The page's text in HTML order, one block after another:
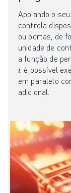
CENTRO DE
FORMAÇÃO &
FANUC ACADEMY
SOLUÇÕES PARA
SOLUÇÕES PARA
WORLDSKILLS &
EVENTOS
NOTÍCIAS
EVENTOS
EVENTOS
SOBRE A FANUC
SOBRE A FANUC
FANUC NA EUROPA
ONDE ESTAMOS
Apoiando o
controla
ou portas, de
unidade de
a função de
𝑖, é possível
em paralelo
adicional.